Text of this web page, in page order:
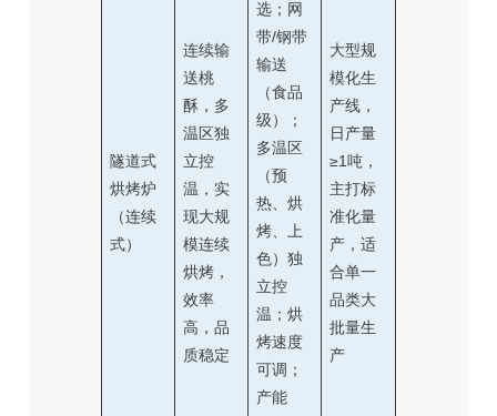
隧道式
烘烤炉
（连续
式）
连续输
送桃
酥，多
温区独
立控
温，实
现大规
模连续
烘烤，
效率
高，品
质稳定
选；网
带/钢带
输送
（食品
级）；
多温区
（预
热、烘
烤、上
色）独
立控
温；烘
烤速度
可调；
产能
大型规
模化生
产线，
日产量
≥1吨，
主打标
准化量
产，适
合单一
品类大
批量生
产